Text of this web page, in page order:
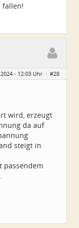
fallen!
- 12:03 Uhr · #28
wird, erzeugt
da auf
steigt in
passendem